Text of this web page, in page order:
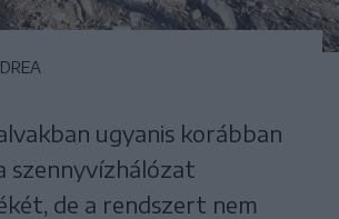
ugyanis korábban
szennyvízhálózat
de a rendszert nem